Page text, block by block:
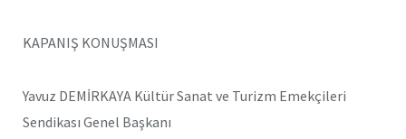
KAPANIŞ KONUŞMASI
Yavuz DEMİRKAYA Kültür Sanat ve Turizm Emekçileri
Sendikası Genel Başkanı